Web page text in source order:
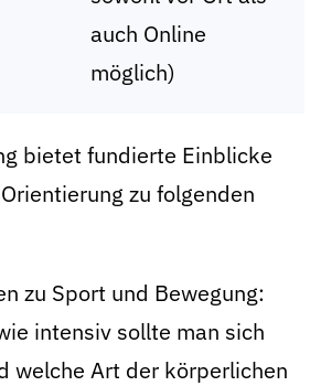
auch Online
möglich)
bietet fundierte Einblicke
zu folgenden
zu Sport und Bewegung:
intensiv sollte man sich
welche Art der körperlichen